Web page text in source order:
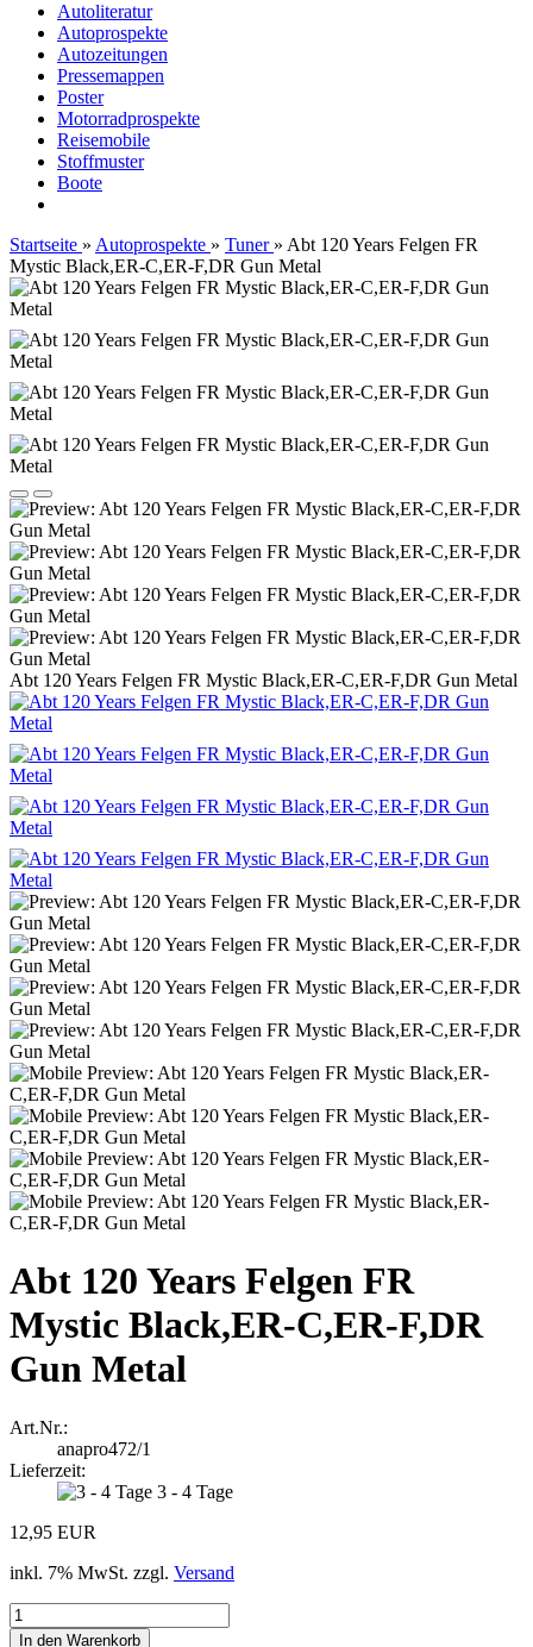
Autoliteratur
Autoprospekte
Autozeitungen
Pressemappen
Poster
Motorradprospekte
Reisemobile
Stoffmuster
Boote
Startseite » Autoprospekte » Tuner » Abt 120 Years Felgen FR
Mystic Black,ER-C,ER-F,DR Gun Metal
Abt 120 Years Felgen FR Mystic Black,ER-C,ER-F,DR Gun Metal
Abt 120 Years Felgen FR
Mystic Black,ER-C,ER-F,DR
Gun Metal
Art.Nr.:
anapro472/1
Lieferzeit:
3 - 4 Tage
12,95 EUR
inkl. 7% MwSt. zzgl. Versand